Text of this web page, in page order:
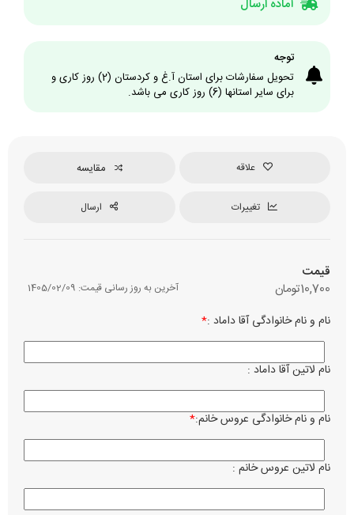
آماده ارسال
توجه
تحویل سفارشات برای استان آ.غ و کردستان (2) روز کاری و
برای سایر استانها (6) روز کاری می باشد.
علاقه مقایسه
تغییرات ارسال
قیمت
تومان10,700 آخرین به روز رسانی قیمت: 1405/02/09
*نام و نام خانوادگی آقا داماد :
نام لاتین آقا داماد :
*نام و نام خانوادگی عروس خانم:
نام لاتین عروس خانم :